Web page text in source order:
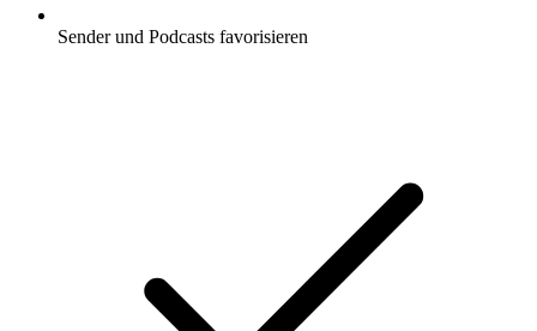
Sender und Podcasts favorisieren